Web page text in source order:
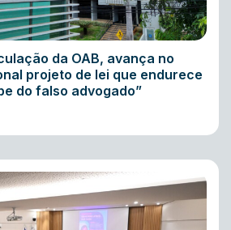
da OAB, avança no
projeto de lei que endurece
do falso advogado”